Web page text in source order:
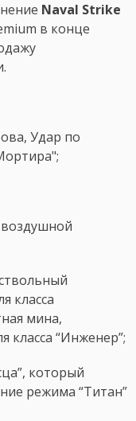
Naval Strike
в конце
Удар по
класса
мина,
“Инженер”;
который
режима “Титан”